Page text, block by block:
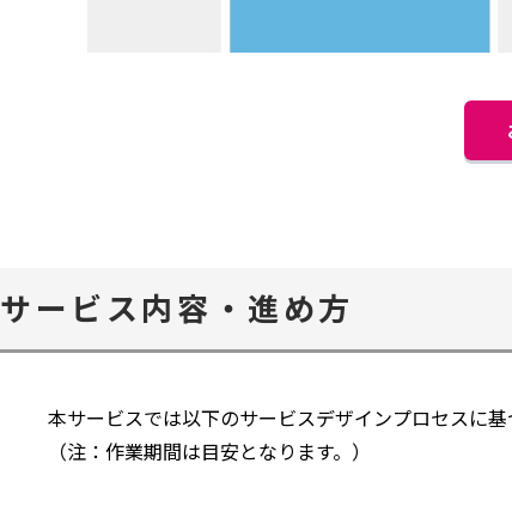
サービス内容・進め方
本サービスでは以下のサービスデザインプロセスに基
（注：作業期間は目安となります。）